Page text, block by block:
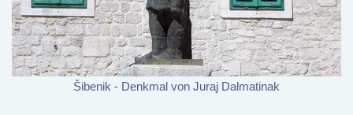
Šibenik - Denkmal von Juraj Dalmatinak